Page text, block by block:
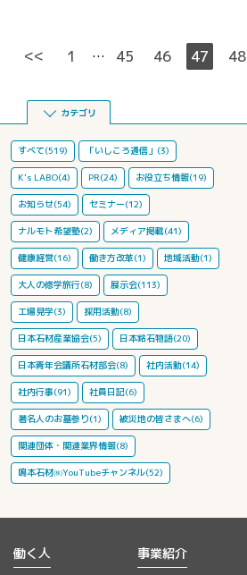
<< 1 … 45 46 47 48
カテゴリ
すべて(519) 「いしころ通信」(3)
K's LABO(4) PR(24) お役立ち情報(19)
お知らせ(54) セミナー(12)
ナルモト希望塾(2) メディア掲載(41)
健康経営(16) 働き方改革(1) 地域活動(1)
大人の修学旅行(8) 展示会(113)
工場見学(3) 採用活動(8)
日本石材産業協会(5) 日本銘石物語(20)
日本青年会議所石材部会(8) 社内活動(14)
社内行事(91) 社員日記(6)
著名人のお墓参り(1) 被災地の皆さまへ(6)
関連団体・関連業界情報(8)
鳴本石材㈱YouTubeチャンネル(52)
働く人 事業紹介